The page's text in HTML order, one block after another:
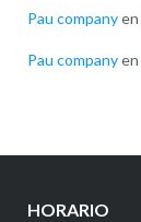
Pau companyen
Pau companyen
HORARIO